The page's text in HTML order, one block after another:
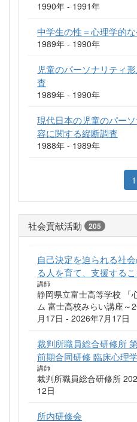
1990年 - 1991年
中学生の性＝心理学的
1989年 - 1990年
児童のパーソナリティ
査
1989年 - 1990年
現代日本の児童のパー
容に関する縦断調査
1988年 - 1989年
1
社会貢献活動 205
自己決定を迫られる社
る人を育て、支援するこ
講師
静岡県立富士高等学校 「
ム 富士高校みらい講座～
月17日 - 2026年7月17日
裁判所職員総合研修所
前期合同研修 臨床心理
講師
裁判所職員総合研修所
12日
所内研修会